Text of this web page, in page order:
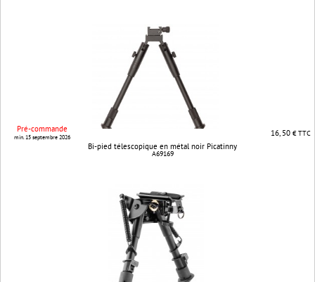
Pré-commande
min. 15 septembre 2026 16, 50€ TTC
Bi-pied télescopique en métal noir Picatinny
A69169